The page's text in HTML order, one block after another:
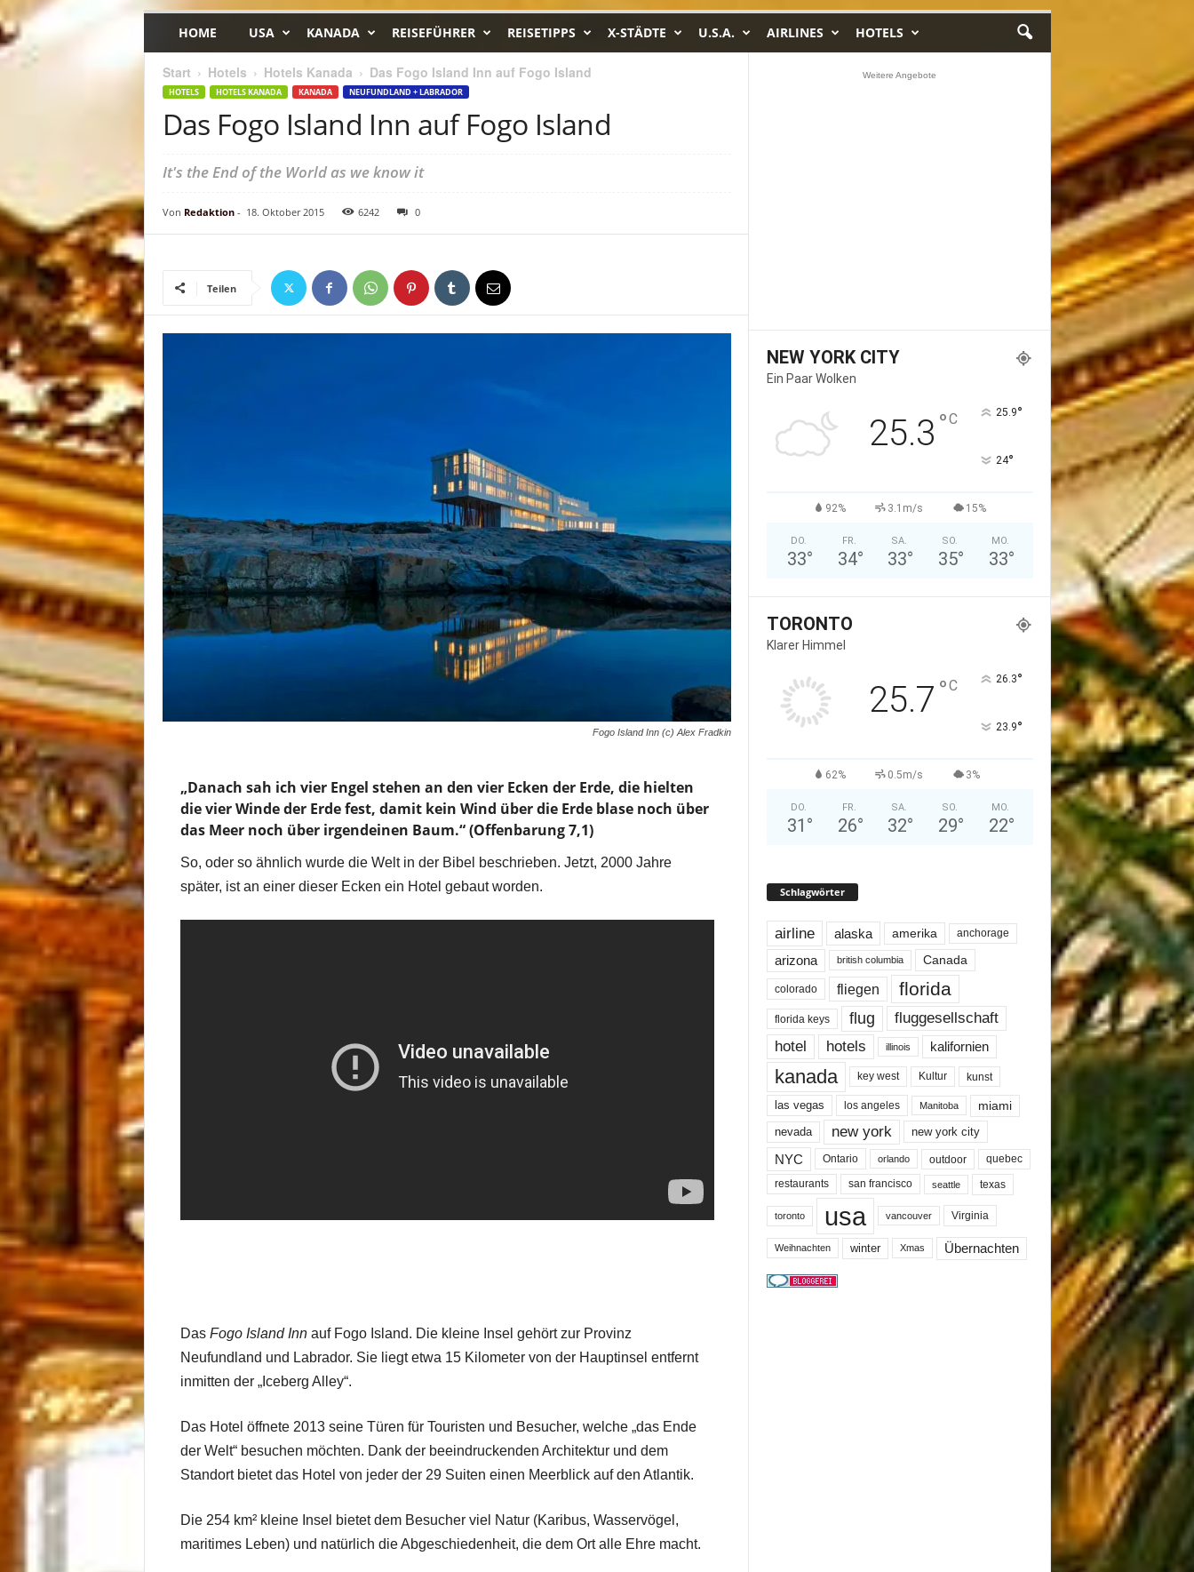
HOME USA KANADA REISEFÜHRER REISETIPPS X-STÄDTE U.S.A. AIRLINES HOTELS
Start Hotels Hotels Kanada Das Fogo Island Inn auf Fogo Island
HOTELS HOTELS KANADA KANADA NEUFUNDLAND + LABRADOR
Das Fogo Island Inn auf Fogo Island
It's the End of the World as we know it
Von Redaktion- 18. Oktober 2015 6242 0
Teilen
Fogo Island Inn (c) Alex Fradkin
„Danach sah ich vier Engel stehen an den vier Ecken der Erde, die hielten
die vier Winde der Erde fest, damit kein Wind über die Erde blase noch über
das Meer noch über irgendeinen Baum.“ (Offenbarung 7,1)
So, oder so ähnlich wurde die Welt in der Bibel beschrieben. Jetzt, 2000 Jahre
später, ist an einer dieser Ecken ein Hotel gebaut worden.
Das Fogo Island Innauf Fogo Island. Die kleine Insel gehört zur Provinz
Neufundland und Labrador. Sie liegt etwa 15 Kilometer von der Hauptinsel entfernt
inmitten der „Iceberg Alley“.
Das Hotel öffnete 2013 seine Türen für Touristen und Besucher, welche „das Ende
der Welt“ besuchen möchten. Dank der beeindruckenden Architektur und dem
Standort bietet das Hotel von jeder der 29 Suiten einen Meerblick auf den Atlantik.
Die 254 km² kleine Insel bietet dem Besucher viel Natur (Karibus, Wasservögel,
maritimes Leben) und natürlich die Abgeschiedenheit, die dem Ort alle Ehre macht.
Weitere Angebote
NEW YORK CITY
Ein Paar Wolken
25.3 °C 25.9°
24°
92% 3.1m/s 15%
DO.
33°
FR.
34°
SA.
33°
SO.
35°
MO.
33°
TORONTO
Klarer Himmel
25.7 °C 26.3°
23.9°
62% 0.5m/s 3%
DO.
31 °
FR.
26°
SA.
32°
SO.
29°
MO.
22°
Schlagwörter
airline alaska amerika anchorage
arizona british columbia Canada
colorado fliegen florida
florida keys flug
fluggesellschaft
hotel
hotels illinois kalifornien
kanada key west Kultur kunst
las vegas los angeles Manitoba miami
nevada new york new york city
NYC Ontario orlando outdoor quebec
restaurants san francisco seattle texas
toronto usa vancouver Virginia
Weihnachten winter Xmas Übernachten